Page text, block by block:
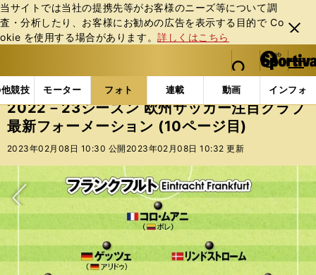
当サイトでは当社の提携先等がお客様のニーズ等について調
査・分析したり、お客様にお勧めの広告を表⽰する⽬的で Co
okie を使⽤する場合があります。詳しくはこちら
閉じ
る
web Sportiva (webスポルティーバ)
検索
マイペ
ー
ジ
メニュ
競技 モーター フォト 連載 動画 インフォ
b
ス
ポ
ル
バ
フォトギャラリー コラムフォト 2022－23シーズ
2022－23シーズン 欧州サッカー注目クラブ
最新フォーメーション (10ページ目)
2023年02月08日 10:30 公開 2023年02月08日 10:32 更新
次へ